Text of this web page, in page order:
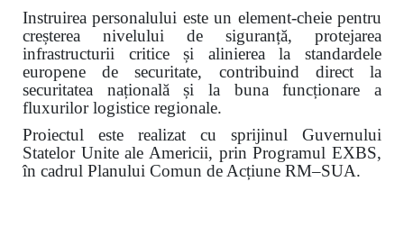
Instruirea personalului este un element-cheie pentru
creșterea nivelului de siguranță, protejarea
infrastructurii critice și alinierea la standardele
europene de securitate, contribuind direct la
securitatea națională și la buna funcționare a
fluxurilor logistice regionale.
Proiectul este realizat cu sprijinul Guvernului
Statelor Unite ale Americii, prin Programul EXBS,
în cadrul Planului Comun de Acțiune RM–SUA.